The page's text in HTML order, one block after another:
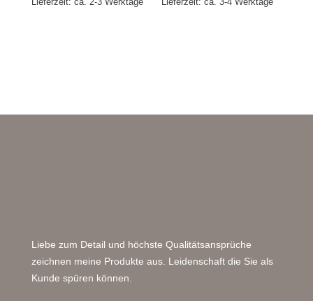
Liebe zum Detail und höchste Qualitätsansprüche
zeichnen meine Produkte aus. Leidenschaft die Sie als
Kunde spüren können.